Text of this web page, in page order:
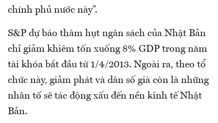
chính phủ nước này”.
S&P dự báo thâm hụt ngân sách của Nhật Bản
chỉ giảm khiêm tốn xuống 8% GDP trong năm
tài khóa bắt đầu từ 1/4/2013. Ngoài ra, theo tổ
chức này, giảm phát và dân số già còn là những
nhân tố sẽ tác động xấu đến nền kinh tế Nhật
Bản.